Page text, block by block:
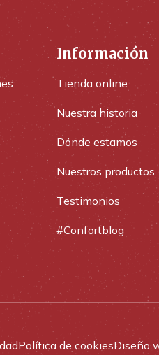
Información
Tienda online
Nuestra historia
Dónde estamos
Nuestros productos
Testimonios
#Confortblog
Política de cookiesDiseño